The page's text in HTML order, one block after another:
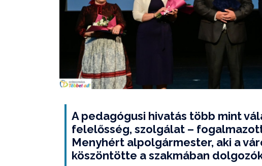
A pedagógusi hivatás több mint
felelősség, szolgálat –
Menyhért alpolgármester, aki a
köszöntötte a szakmában